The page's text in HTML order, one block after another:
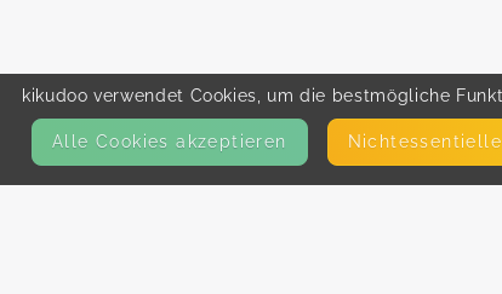
kikudoo verwendet Cookies, um die bestmögliche
Alle Cookies akzeptieren